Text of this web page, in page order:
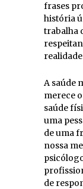
frases
história
trabalha
A saúde
merece
saúde
uma
de uma
nossa
de